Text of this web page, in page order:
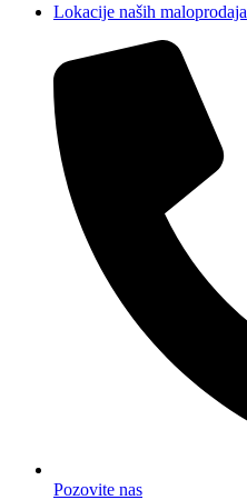
Lokacije naših maloprodaja
Pozovite nas